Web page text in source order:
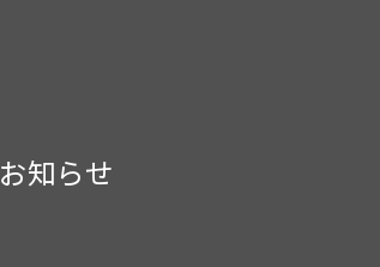
知らせ